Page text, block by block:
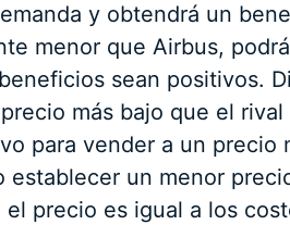
y obtendrá un
menor que Airbus,
sean positivos.
más bajo que el
para vender a un precio
establecer un menor
precio es igual a los